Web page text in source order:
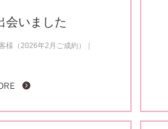
会いました
様（2026年2月ご成約）